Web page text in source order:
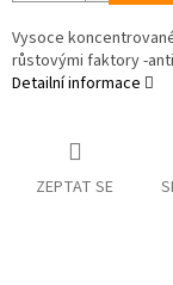
Vysoce
růstovými faktory -
Detailní informace
ZEPTAT SE